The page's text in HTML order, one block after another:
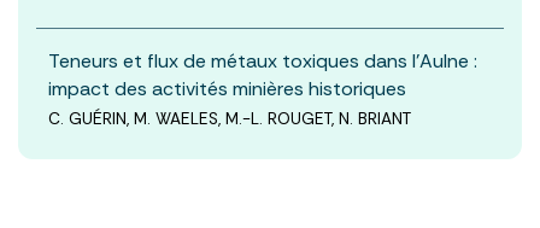
Teneurs et flux de métaux toxiques dans l’Aulne :
impact des activités minières historiques
C. GUÉRIN, M. WAELES, M.-L. ROUGET, N. BRIANT